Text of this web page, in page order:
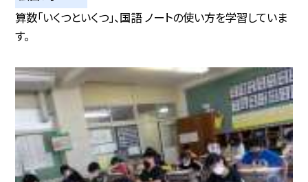
算数「いくつといくつ」、国語 ノートの使い方を学習していま
す。